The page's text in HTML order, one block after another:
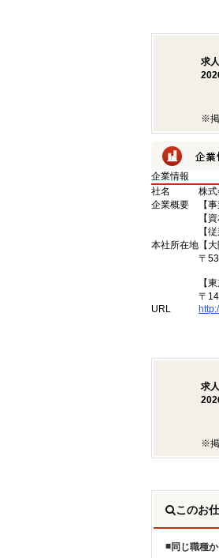
求
※掲
企業情報
社名
株
企業概要
【
【
【
本社所在地 【
〒
【
〒
URL
求
※掲
このお
同じ職種